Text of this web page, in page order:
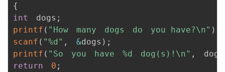
{
int
dogs ;
printf ( "How　many　dogs　do　you have?\n" )
scanf ( "%d" , &dogs ) ;
printf ( "So　you　have　%d　dog(s)!\n" , dogs
return
0 ;